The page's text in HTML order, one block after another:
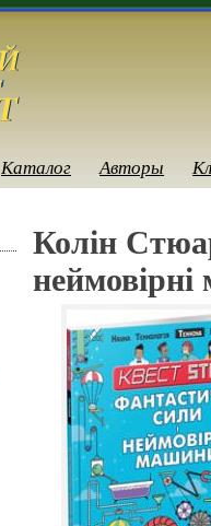
Каталог Авторы
Колін